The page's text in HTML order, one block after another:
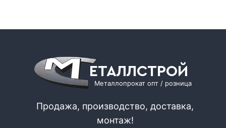
ЕТАЛЛСТРОЙ
Металлопрокат опт / розница
Продажа, производство, доставка,
монтаж!